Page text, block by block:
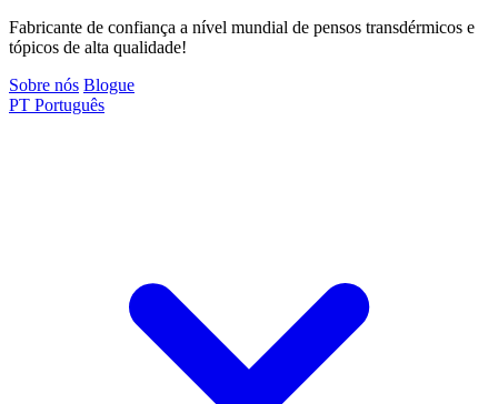
Fabricante de confiança a nível mundial de pensos transdérmicos e
tópicos de alta qualidade!
Sobre nós Blogue
PT Português